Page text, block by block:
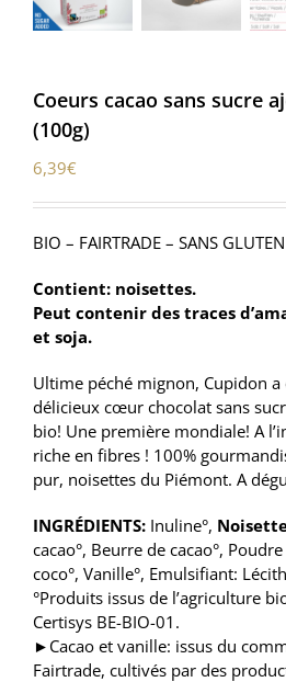
Coeurs cacao sans sucre
(100g)
6,39€
BIO – FAIRTRADE – SANS
Contient: noisettes.
Peut contenir des traces
et soja.
Ultime péché mignon, Cupidon a
délicieux cœur chocolat sans
bio! Une première mondiale! A
riche en fibres ! 100%
pur, noisettes du Piémont. A
INGRÉDIENTS: Inuline°,
cacao°, Beurre de cacao°,
coco°, Vanille°, Emulsifiant:
°Produits issus de l’agriculture
Certisys BE-BIO-01.
► Cacao et vanille: issus du
Fairtrade, cultivés par des